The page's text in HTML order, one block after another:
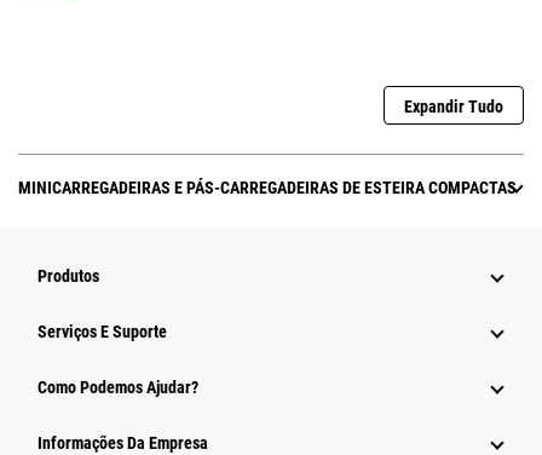
Expandir Tudo
MINICARREGADEIRAS E PÁS-CARREGADEIRAS DE ESTEIRA COMPACTAS
Produtos
Serviços E Suporte
Como Podemos Ajudar?
Informações Da Empresa